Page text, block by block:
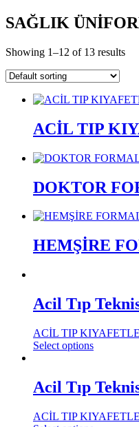
SAĞLIK
Showing 1–12 of 13 results
ACİL TIP
DOKTOR
HEMŞİRE
Acil Tıp
ACİL TIP
Select options
Acil Tıp
ACİL TIP